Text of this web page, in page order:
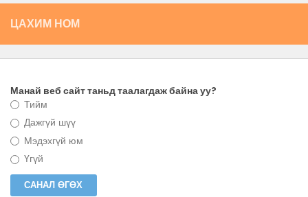
ЦАХИМ НОМ
Манай веб сайт таньд таалагдаж байна уу?
Тийм
Дажгүй шүү
Мэдэхгүй юм
Үгүй